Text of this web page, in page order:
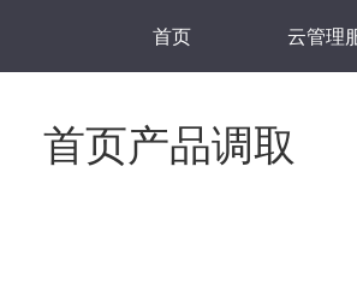
首页 云管理
首页产品调取